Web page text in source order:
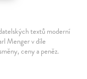
textů moderní
Menger v díle
ceny a peněz.